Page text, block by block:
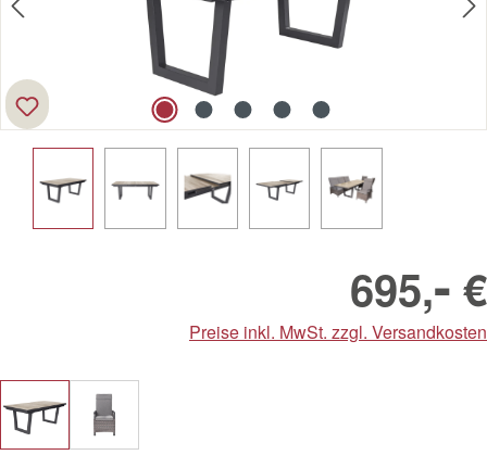
695,- €
Preise inkl. MwSt. zzgl. Versandkosten